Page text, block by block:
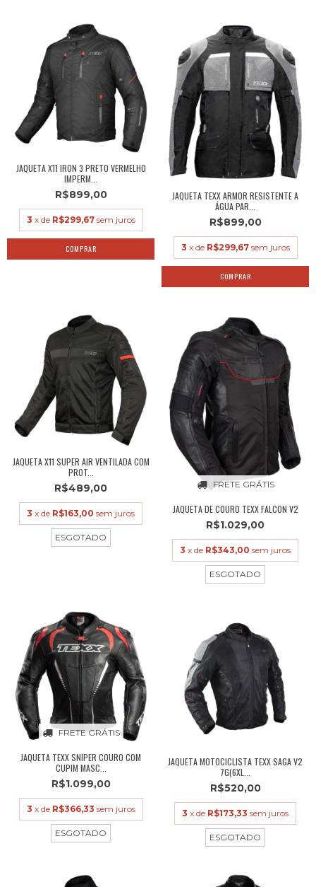
JAQUETA X11 IRON 3 PRETO VERMELHO
IMPERM...
R$899,00
3 x de R$299,67 sem juros
COMPRAR
JAQUETA TEXX ARMOR RESISTENTE A
ÁGUA PAR...
R$899,00
3 x de R$299,67 sem juros
COMPRAR
JAQUETA X11 SUPER AIR VENTILADA COM
PROT...
R$489,00
3 x de R$163,00 sem juros
ESGOTADO
FRETE GRÁTIS
JAQUETA DE COURO TEXX FALCON V2
R$1.029,00
3 x de R$343,00 sem juros
ESGOTADO
FRETE GRÁTIS
JAQUETA TEXX SNIPER COURO COM
CUPIM MASC...
R$1.099,00
3 x de R$366,33 sem juros
ESGOTADO
JAQUETA MOTOCICLISTA TEXX SAGA V2
7G(6XL...
R$520,00
3 x de R$173,33 sem juros
ESGOTADO